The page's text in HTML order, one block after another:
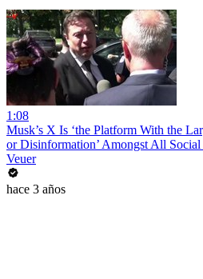
1:08
Musk’s X Is ‘the Platform With the
or Disinformation’ Amongst All
Veuer
hace 3 años